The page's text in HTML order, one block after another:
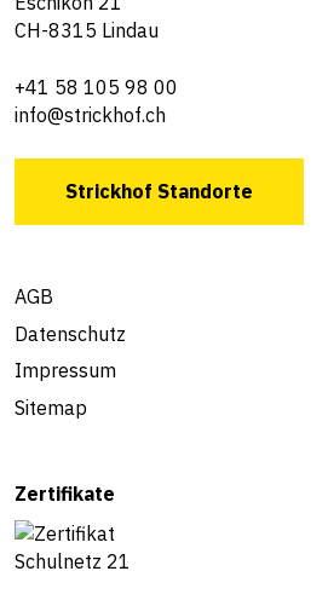
CH-8315 Lindau
+41 58 105 98 00
info@strickhof.ch
Strickhof Standorte
AGB
Datenschutz
Impressum
Sitemap
Zertifikate